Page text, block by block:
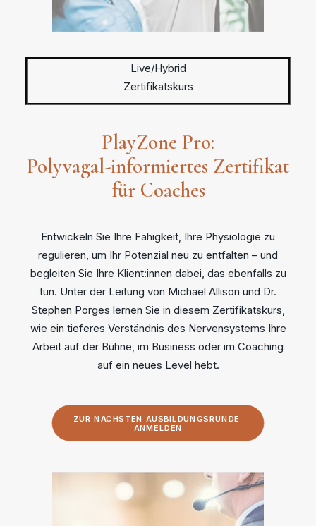
Live/Hybrid
Zertifikatskurs
PlayZone Pro:
Polyvagal-informiertes Zertifikat
für Coaches
Entwickeln Sie Ihre Fähigkeit, Ihre Physiologie zu
regulieren, um Ihr Potenzial neu zu entfalten – und
begleiten Sie Ihre Klient:innen dabei, das ebenfalls zu
tun. Unter der Leitung von Michael Allison und Dr.
Stephen Porges lernen Sie in diesem Zertifikatskurs,
wie ein tieferes Verständnis des Nervensystems Ihre
Arbeit auf der Bühne, im Business oder im Coaching
auf ein neues Level hebt.
ZUR NÄCHSTEN AUSBILDUNGSRUNDE
ANMELDEN